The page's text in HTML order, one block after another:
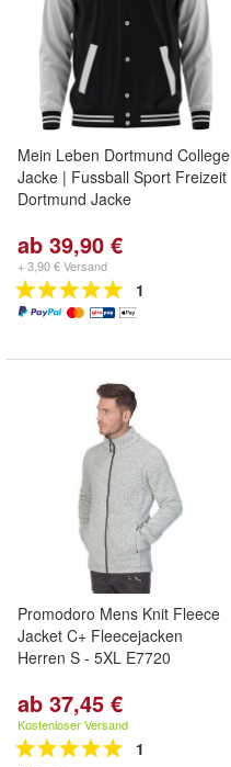
Mein Leben Dortmund College
Jacke | Fussball Sport Freizeit
Dortmund Jacke
ab 39,90 €
+ 3,90 € Versand
1
Promodoro Mens Knit Fleece
Jacket C+ Fleecejacken
Herren S - 5XL E7720
ab 37,45 €
Kostenloser Versand
1